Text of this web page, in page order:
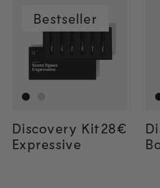
Bestseller
Discovery Kit
Expressive
Regular
28€
Regular
28€